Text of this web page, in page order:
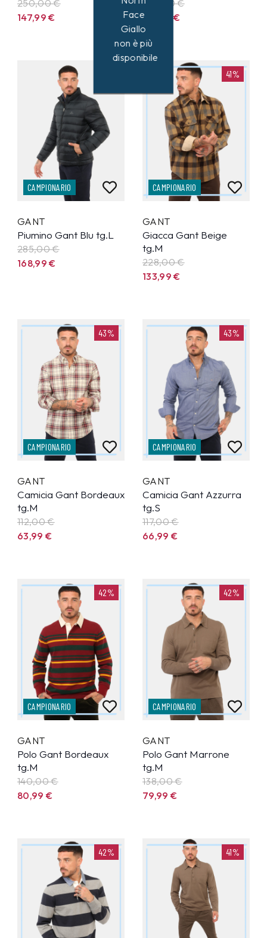
250,00 €
147,99€
228,00 €
133,99€
CAMPIONARIO
GANT
Piumino Gant Blu tg.L
285,00 €
168,99€
41%
CAMPIONARIO
GANT
Giacca Gant Beige
tg.M
228,00 €
133,99€
43%
CAMPIONARIO
GANT
Camicia Gant Bordeaux
tg.M
112,00 €
63,99€
43%
CAMPIONARIO
GANT
Camicia Gant Azzurra
tg.S
117,00 €
66,99€
42%
CAMPIONARIO
GANT
Polo Gant Bordeaux
tg.M
140,00 €
80,99€
42%
CAMPIONARIO
GANT
Polo Gant Marrone
tg.M
138,00 €
79,99€
42% 41%
Face
Giallo
non è più
disponibile